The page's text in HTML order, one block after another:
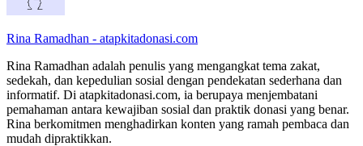
Rina Ramadhan - atapkitadonasi.com
Rina Ramadhan adalah penulis yang mengangkat tema zakat,
sedekah, dan kepedulian sosial dengan pendekatan sederhana dan
informatif. Di atapkitadonasi.com, ia berupaya menjembatani
pemahaman antara kewajiban sosial dan praktik donasi yang benar.
Rina berkomitmen menghadirkan konten yang ramah pembaca dan
mudah dipraktikkan.